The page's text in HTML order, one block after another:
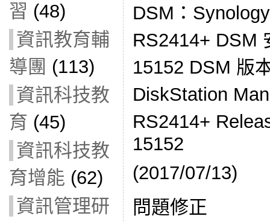
習 (48)
資訊教育輔
導團 (113)
資訊科技教
育 (45)
資訊科技教
育增能 (62)
資訊管理研
DSM：
RS2414+ DSM
15152 DSM 版
DiskStation
RS2414+
15152
(2017/07/13)
問題修正